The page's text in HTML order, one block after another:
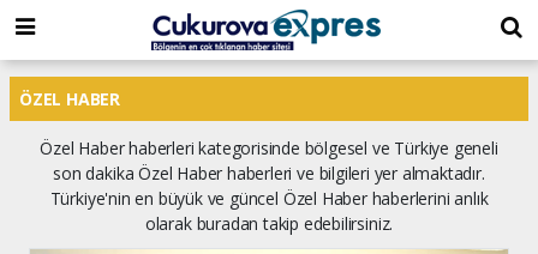
dini
chat
islami
chat
islami
sohbetler
ÖZEL HABER
Özel Haber haberleri kategorisinde bölgesel ve Türkiye geneli
son dakika Özel Haber haberleri ve bilgileri yer almaktadır.
Türkiye'nin en büyük ve güncel Özel Haber haberlerini anlık
olarak buradan takip edebilirsiniz.